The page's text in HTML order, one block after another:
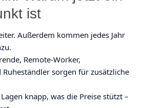
ist
Außerdem kommen jedes Jahr
Remote-Worker,
sorgen für zusätzliche
knapp, was die Preise stützt –